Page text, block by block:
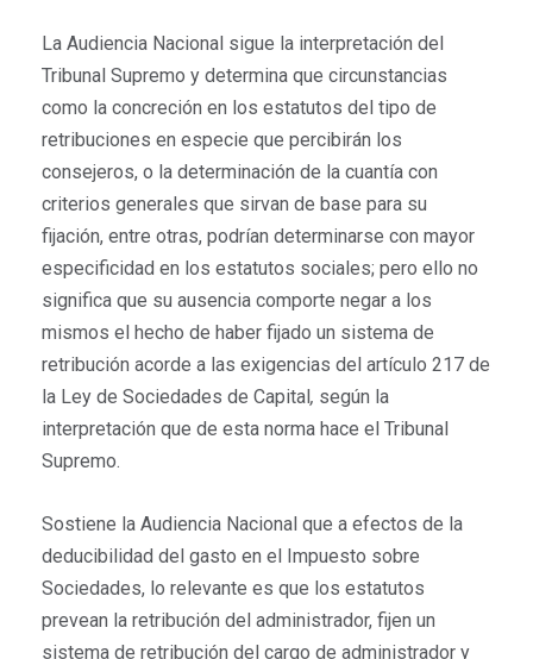
La Audiencia Nacional sigue la interpretación del
Tribunal Supremo y determina que circunstancias
como la concreción en los estatutos del tipo de
retribuciones en especie que percibirán los
consejeros, o la determinación de la cuantía con
criterios generales que sirvan de base para su
fijación, entre otras, podrían determinarse con mayor
especificidad en los estatutos sociales; pero ello no
significa que su ausencia comporte negar a los
mismos el hecho de haber fijado un sistema de
retribución acorde a las exigencias del artículo 217 de
la Ley de Sociedades de Capital , según la
interpretación que de esta norma hace el Tribunal
Supremo.
Sostiene la Audiencia Nacional que a efectos de la
deducibilidad del gasto en el Impuesto sobre
Sociedades, lo relevante es que los estatutos
prevean la retribución del administrador, fijen un
sistema de retribución del cargo de administrador y